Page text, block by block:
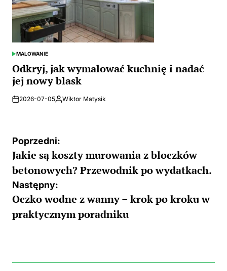
POSTED
IN
MALOWANIE
Odkryj, jak wymalować kuchnię i nadać
jej nowy blask
2026-07-05Posted
Wiktor Matysik
Nawigacja
wpisu
Poprzedni:
Jakie są koszty murowania z bloczków
betonowych? Przewodnik po wydatkach.
Następny:
Oczko wodne z wanny – krok po kroku w
praktycznym poradniku